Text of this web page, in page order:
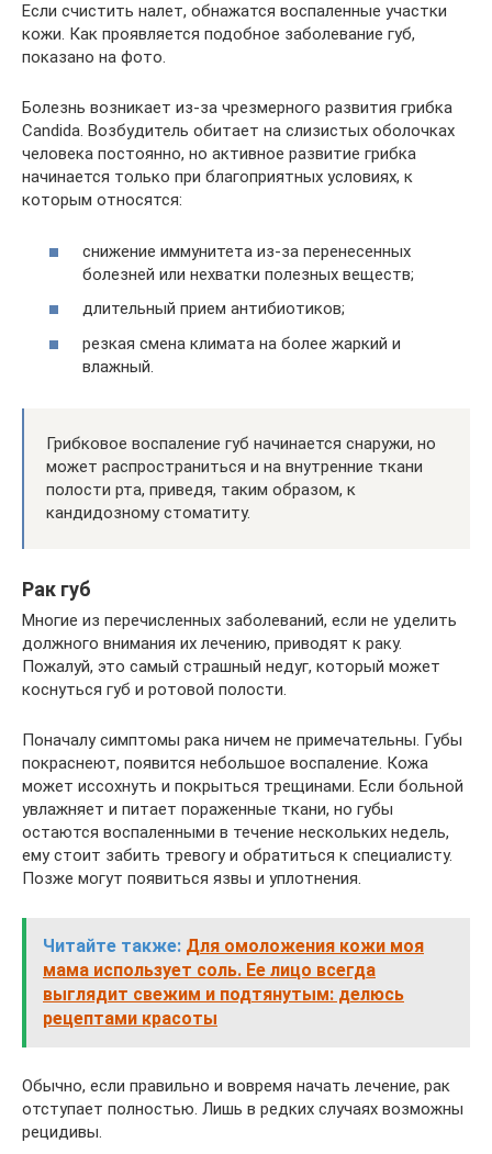
Если счистить налет, обнажатся воспаленные участки
кожи. Как проявляется подобное заболевание губ,
показано на фото.
Болезнь возникает из-за чрезмерного развития грибка
Candida. Возбудитель обитает на слизистых оболочках
человека постоянно, но активное развитие грибка
начинается только при благоприятных условиях, к
которым относятся:
снижение иммунитета из-за перенесенных
болезней или нехватки полезных веществ;
длительный прием антибиотиков;
резкая смена климата на более жаркий и
влажный.
Грибковое воспаление губ начинается снаружи, но
может распространиться и на внутренние ткани
полости рта, приведя, таким образом, к
кандидозному стоматиту.
Рак губ
Многие из перечисленных заболеваний, если не уделить
должного внимания их лечению, приводят к раку.
Пожалуй, это самый страшный недуг, который может
коснуться губ и ротовой полости.
Поначалу симптомы рака ничем не примечательны. Губы
покраснеют, появится небольшое воспаление. Кожа
может иссохнуть и покрыться трещинами. Если больной
увлажняет и питает пораженные ткани, но губы
остаются воспаленными в течение нескольких недель,
ему стоит забить тревогу и обратиться к специалисту.
Позже могут появиться язвы и уплотнения.
Читайте также: Для омоложения кожи моя
мама использует соль. Ее лицо всегда
выглядит свежим и подтянутым: делюсь
рецептами красоты
Обычно, если правильно и вовремя начать лечение, рак
отступает полностью. Лишь в редких случаях возможны
рецидивы.